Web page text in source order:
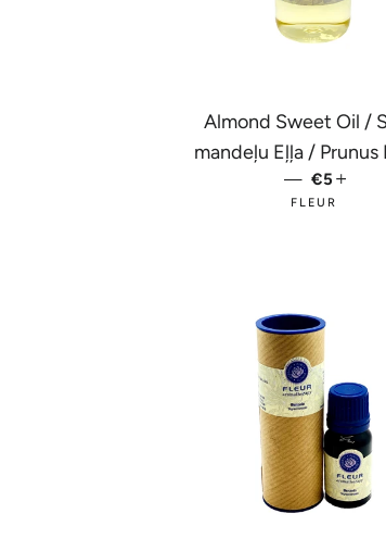
Almond Sweet Oil /
mandeļu Eļļa / Prunus
— €5
FLEUR